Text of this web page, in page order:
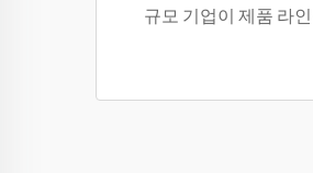
규모 기업이 제품 라